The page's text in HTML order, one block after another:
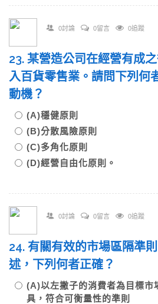
0討論 0留言 0追蹤
23. 某營造公司在經營有成
入百貨零售業。請問下列何
動機？
(A)穩健原則
(B)分散風險原則
(C)多角化原則
(D)經營自由化原則。
0討論 0留言 0追蹤
24. 有關有效的市場區隔準
述，下列何者正確？
(A)以左撇子的消費者為目標市
具，符合可衡量性的準則